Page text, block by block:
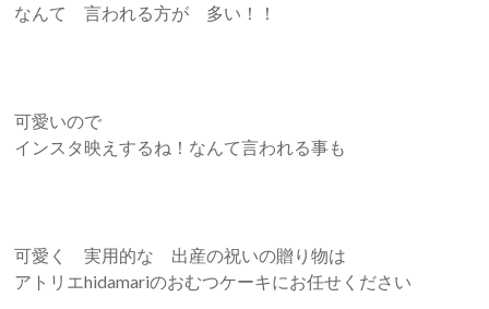
なんて 言われる方が 多い！！
可愛いので
インスタ映えするね！なんて言われる事も
可愛く 実用的な 出産の祝いの贈り物は
アトリエhidamariのおむつケーキにお任せください